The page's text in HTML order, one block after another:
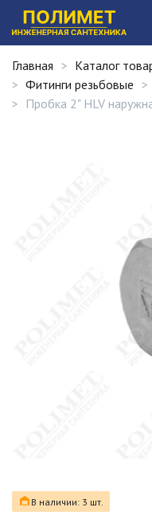
Главная Каталог
Фитинги резьбовые
Пробка 2" HLV
В наличии: 3 шт.